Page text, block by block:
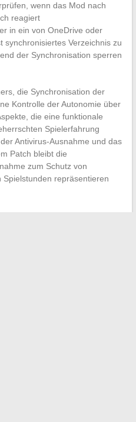
wenn das Mod nach
reagiert
in ein von OneDrive oder
synchronisiertes Verzeichnis zu
der Synchronisation sperren
die Synchronisation der
Kontrolle der Autonomie über
die eine funktionale
Spielerfahrung
Antivirus-Ausnahme und das
Patch bleibt die
zum Schutz von
repräsentieren